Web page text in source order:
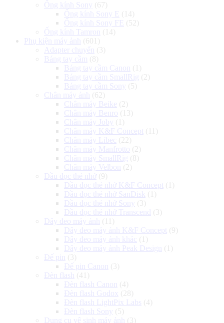
Ống kính Sony (67)
Ống kính Sony E
(14)
Ống kính Sony FE
(52)
Ống kính Tamron
(14)
Phụ kiện máy ảnh
(601)
Adapter chuyển
(3)
Báng tay cầm (8)
Báng tay cầm Canon
(1)
Báng tay cầm SmallRig (2)
Báng tay cầm Sony (5)
Chân máy ảnh
(62)
Chân máy Beike (2)
Chân máy Benro (13)
Chân máy Joby (1)
Chân máy K&F Concept (11)
Chân máy Libec (22)
Chân máy Manfrotto (2)
Chân máy SmallRig (8)
Chân máy Velbon
(2)
Đầu đọc thẻ nhớ (9)
Đầu đọc thẻ nhớ K&F Concept (1)
Đầu đọc thẻ nhớ SanDisk (1)
Đầu đọc thẻ nhớ Sony (3)
Đầu đọc thẻ nhớ Transcend
(3)
Dây đeo máy ảnh
(11)
Dây đeo máy ảnh K&F Concept (9)
Dây đeo máy ảnh khác (1)
Dây đeo máy ảnh Peak Design
(1)
Đế pin
(3)
Đế pin Canon
(3)
Đèn flash
(41)
Đèn flash Canon
(4)
Đèn flash Godox (28)
Đèn flash LightPix Labs (4)
Đèn flash Sony (5)
Dụng cụ vệ sinh máy ảnh
(3)